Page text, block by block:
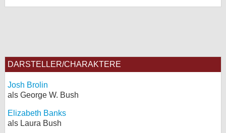
DARSTELLER/CHARAKTERE
Josh Brolin
als George W. Bush
Elizabeth Banks
als Laura Bush